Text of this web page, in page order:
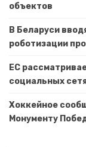
объектов
В Беларуси
роботизации
ЕС
социальных
Хоккейное
Монументу